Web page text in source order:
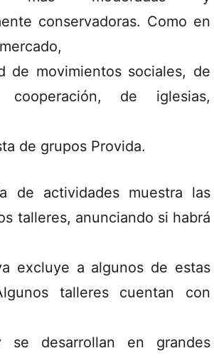
conservadoras. Como en
de movimientos sociales, de
de iglesias,
de grupos Provida.
de actividades muestra las
talleres, anunciando si habrá
excluye a algunos de estas
talleres cuentan con
se desarrollan en grandes